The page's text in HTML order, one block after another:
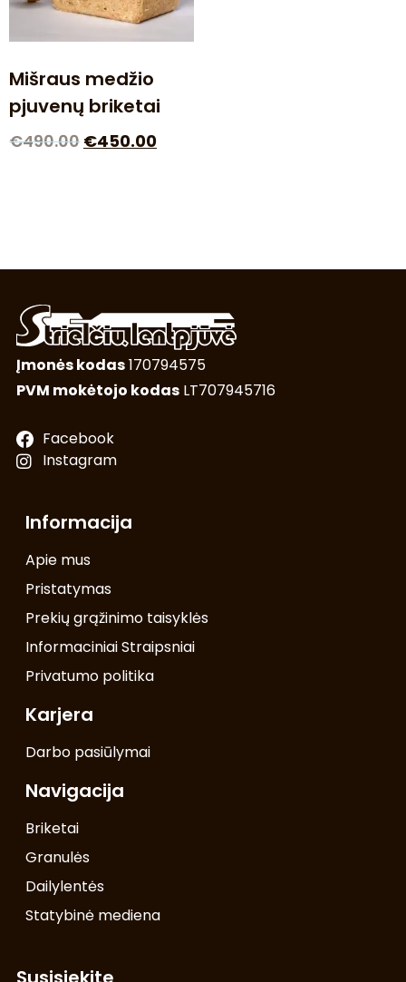
Mišraus medžio
pjuvenų briketai
€490.00 €450.00
Įmonės kodas170794575
PVM mokėtojo kodas LT707945716
Facebook
Instagram
Informacija
Apie mus
Pristatymas
Prekių grąžinimo taisyklės
Informaciniai Straipsniai
Privatumo politika
Karjera
Darbo pasiūlymai
Navigacija
Briketai
Granulės
Dailylentės
Statybinė mediena